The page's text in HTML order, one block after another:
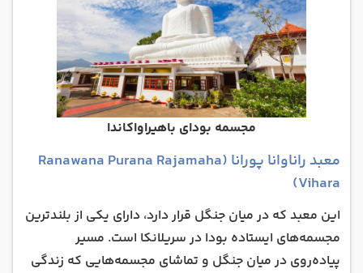
مجسمه بودای باهیراواکاندا
معبد راناوانا پورانا (Ranawana Purana Rajamaha
Vihara)
این معبد که در میان جنگل قرار دارد، دارای یکی از بلندترین
مجسمه‌های ایستاده بودا در سریلانکا است. مسیر
پیاده‌روی در میان جنگل و تماشای مجسمه‌هایی که زندگی